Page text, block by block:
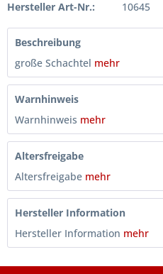
Hersteller Art-Nr.:
10645
Beschreibung
große Schachtel mehr
Warnhinweis
Warnhinweis mehr
Altersfreigabe
Altersfreigabe mehr
Hersteller Information
Hersteller Information mehr